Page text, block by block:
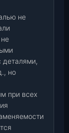
не
но
при всех